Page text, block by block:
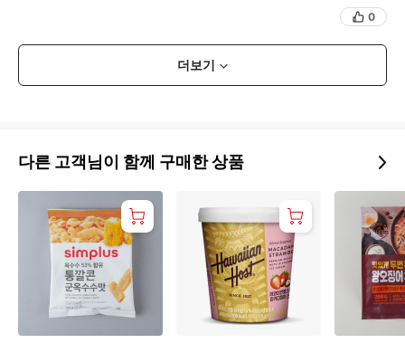
0
더보기
다른 고객님이 함께 구매한 상품